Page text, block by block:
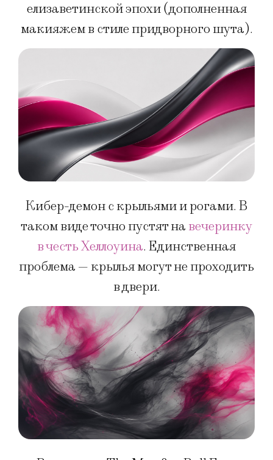
елизаветинской эпохи (дополненная
макияжем в стиле придворного шута).
Кибер-демон с крыльями и рогами. В
таком виде точно пустят на вечеринку
в честь Хеллоуина. Единственная
проблема — крылья могут не проходить
в двери.